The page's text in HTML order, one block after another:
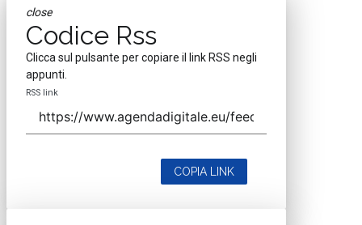
close
Codice Rss
Clicca sul pulsante per copiare il link RSS negli
appunti.
RSS link
COPIA LINK